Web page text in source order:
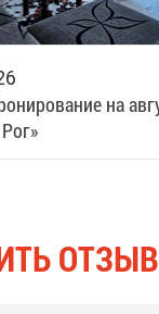
на
ОТ­ЗЫВ